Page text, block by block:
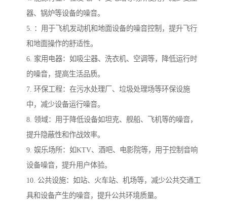
器、锅炉等设备的噪音。
5. ：用于飞机发动机和地面设备的噪音控制，提升飞行
和地面操作的舒适性。
6. 家用电器：如吸尘器、洗衣机、空调等，降低运行时
的噪音，提高生活品质。
7. 环保工程：在污水处理厂、垃圾处理场等环保设施
中，减少设备运行噪音。
8. 领域：用于降低设备如坦克、舰船、飞机等的噪音，
提升隐蔽性和作战效率。
9. 娱乐场所：如KTV、酒吧、电影院等，用于控制音响
设备噪音，提升用户体验。
10. 公共设施：如站、火车站、机场等，减少公共交通工
具和设备产生的噪音，提升公共环境质量。